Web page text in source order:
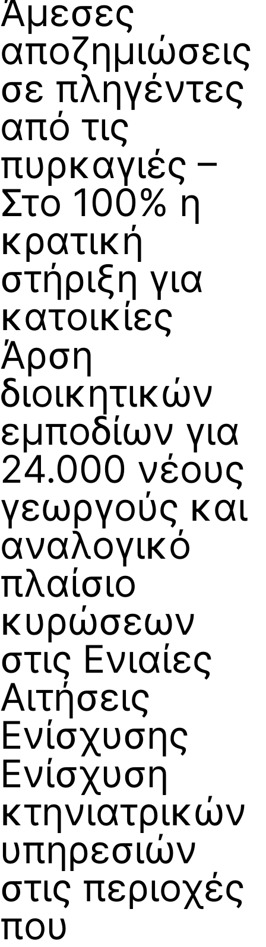
Άμεσες
αποζημιώσεις
σε πληγέντες
από τις
πυρκαγιές –
Στο 100% η
κρατική
στήριξη για
κατοικίες
Άρση
διοικητικών
εμποδίων για
24.000 νέους
γεωργούς και
αναλογικό
πλαίσιο
κυρώσεων
στις Ενιαίες
Αιτήσεις
Ενίσχυσης
Eνίσχυση
κτηνιατρικών
υπηρεσιών
στις περιοχές
που